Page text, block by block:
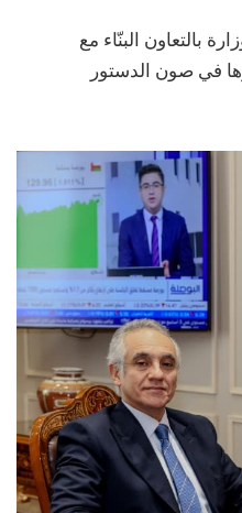
بالتعاون البنّاء مع
في صون الدستور